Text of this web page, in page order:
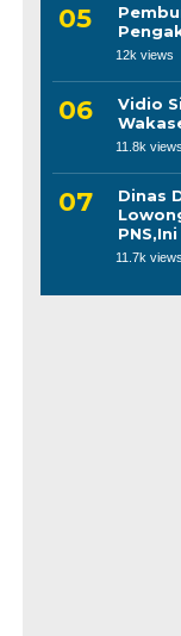
12k views
Vidio
11.8k views
Dinas
11.7k views